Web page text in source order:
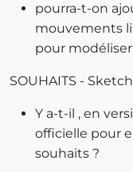
pourra-t-on
mouvements
pour
SOUHAITS -
Y a-t-il , en
officielle pour
souhaits ?